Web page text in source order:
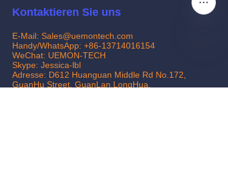
Kontaktieren Sie uns
E-Mail: Sales@uemontech.com
Handy/WhatsApp: +86-13714016154
WeChat: UEMON-TECH
Skype: Jessica-lbl
Adresse: D612 Huanguan Middle Rd No.172,
GuanHu Street, GuanLan,LongHua,
DE